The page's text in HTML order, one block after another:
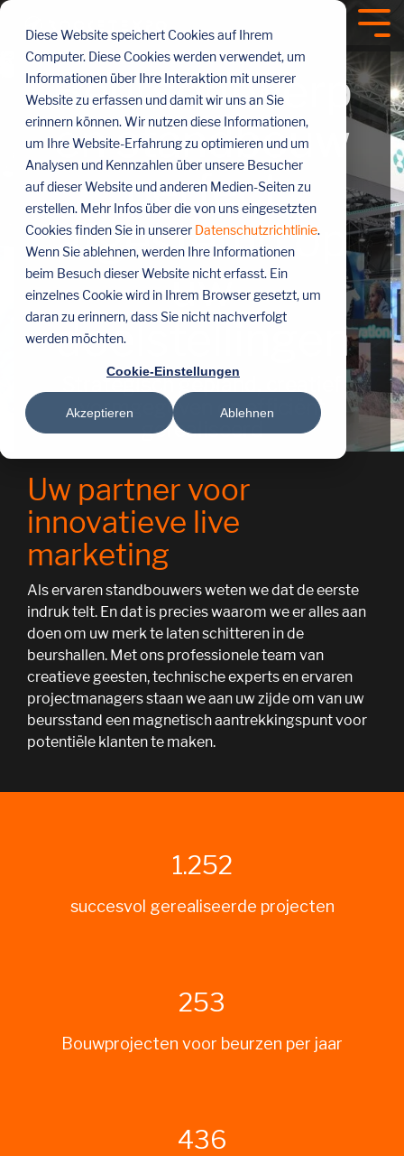
Diese Website speichert Cookies auf Ihrem
Computer. Diese Cookies werden verwendet, um
Informationen über Ihre Interaktion mit unserer
Website zu erfassen und damit wir uns an Sie
erinnern können. Wir nutzen diese Informationen,
um Ihre Website-Erfahrung zu optimieren und um
Analysen und Kennzahlen über unsere Besucher
auf dieser Website und anderen Medien-Seiten zu
erstellen. Mehr Infos über die von uns eingesetzten
Cookies finden Sie in unserer Datenschutzrichtlinie.
Wenn Sie ablehnen, werden Ihre Informationen
beim Besuch dieser Website nicht erfasst. Ein
einzelnes Cookie wird in Ihrem Browser gesetzt, um
daran zu erinnern, dass Sie nicht nachverfolgt
werden möchten.
Cookie-Einstellungen
Akzeptieren Ablehnen
Menü
überspringen
Beursontwerp
en standbouw
perfect
afgestemd op
uw
doelstellingen
Strategisch gepland, creatief
vormgegeven en efficiënt
gerealiseerd
Uw partner voor
innovatieve live
marketing
Als ervaren standbouwers weten we dat de eerste
indruk telt. En dat is precies waarom we er alles aan
doen om uw merk te laten schitteren in de
beurshallen. Met ons professionele team van
creatieve geesten, technische experts en ervaren
projectmanagers staan we aan uw zijde om van uw
beursstand een magnetisch aantrekkingspunt voor
potentiële klanten te maken.
1.346
succesvol gerealiseerde projecten
273
Bouwprojecten voor beurzen per jaar
469